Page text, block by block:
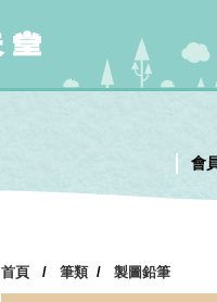
會
首頁 / 筆類/ 製圖鉛筆